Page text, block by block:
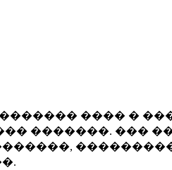
���� �
�������. ���